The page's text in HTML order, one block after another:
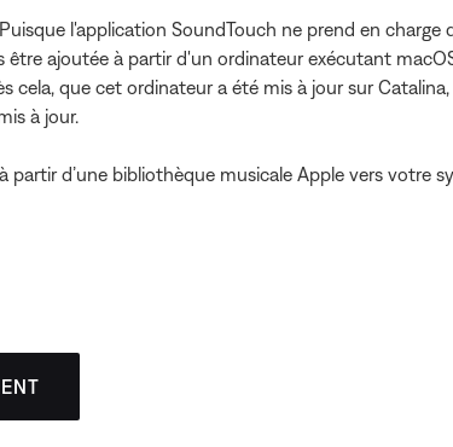
l'application SoundTouch ne prend en
ajoutée à partir d'un ordinateur exécutant
cela, que cet ordinateur a été mis à jour sur
à jour.
d’une bibliothèque musicale Apple vers votre